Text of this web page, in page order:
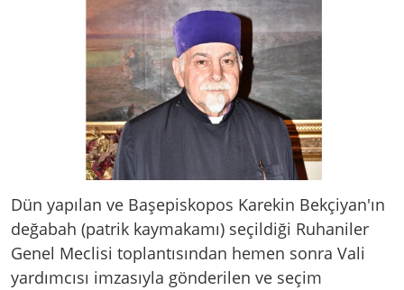
Dün yapılan ve Başepiskopos Karekin Bekçiyan'ın
değabah (patrik kaymakamı) seçildiği Ruhaniler
Genel Meclisi toplantısından hemen sonra Vali
yardımcısı imzasıyla gönderilen ve seçim